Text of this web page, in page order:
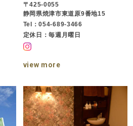
〒425-0055
静岡県焼津市東道原9番地15
Tel：054-689-3466
定休日：毎週月曜日
view more